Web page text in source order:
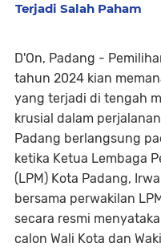
Terjadi Salah Paham
D'On, Padang -
tahun 2024 kian
yang terjadi di tengah
krusial dalam
Padang berlangsung
ketika Ketua Lembaga
(LPM) Kota Padang,
bersama perwakilan
secara resmi
calon Wali Kota dan